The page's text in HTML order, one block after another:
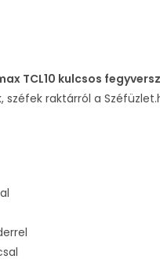
TCL10 kulcsos
raktárról a